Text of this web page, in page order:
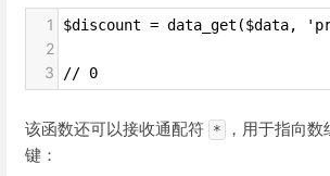
1 $discount = data_get($data,
2
3
// 0
该函数还可以接收通配符 *
，用于指向
键：